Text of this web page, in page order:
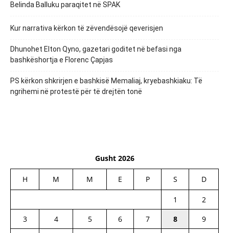
Belinda Balluku paraqitet në SPAK
Kur narrativa kërkon të zëvendësojë qeverisjen
Dhunohet Elton Qyno, gazetari goditet në befasi nga
bashkëshortja e Florenc Çapjas
PS kërkon shkrirjen e bashkisë Memaliaj, kryebashkiaku: Të
ngrihemi në protestë për të drejtën tonë
Gusht 2026
H M M E P S D
1
2
3
4 5 6 7 8
9